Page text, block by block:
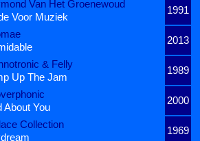
Van Het Groenewoud
1991
Voor Muziek
2013
& Felly
1989
Up The Jam
2000
About You
Collection
1969